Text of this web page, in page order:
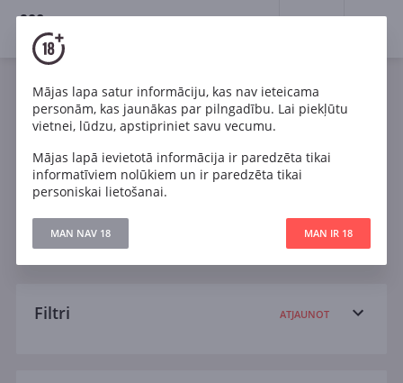
18+
Francija Sarkans Balts
Cabernet Sauvignon Chardonnay Pinot Noir
Riesling Sauss
Salds
Filtri ATJAUNOT
Mājas lapa satur informāciju, kas nav ieteicama
personām, kas jaunākas par pilngadību. Lai piekļūtu
vietnei, lūdzu, apstipriniet savu vecumu.
Mājas lapā ievietotā informācija ir paredzēta tikai
informatīviem nolūkiem un ir paredzēta tikai
personiskai lietošanai.
MAN NAV 18 MAN IR 18